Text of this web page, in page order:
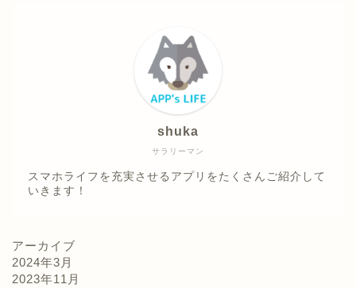
サラリーマン
shuka
スマホライフを充実させるアプリをたくさんご紹介して
いきます！
アーカイブ
2024年3月
2023年11月